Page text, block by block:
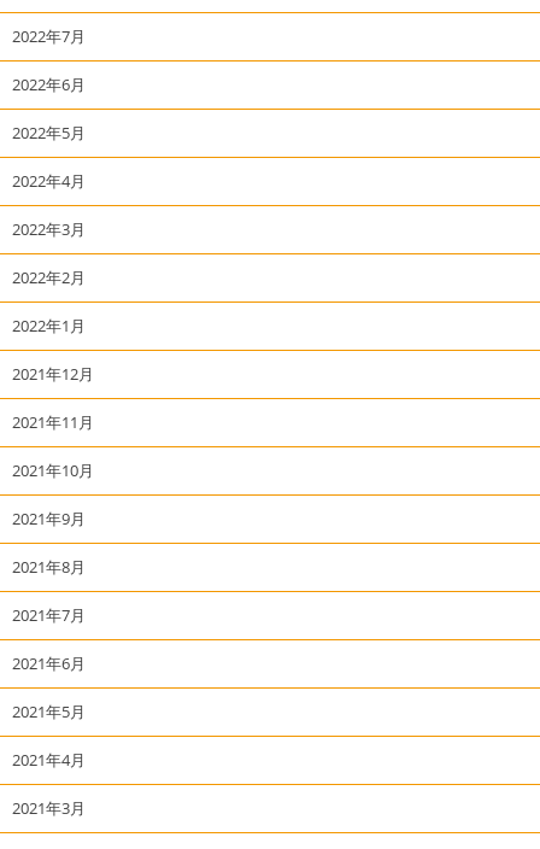
2022年7月
2022年6月
2022年5月
2022年4月
2022年3月
2022年2月
2022年1月
2021年12月
2021年11月
2021年10月
2021年9月
2021年8月
2021年7月
2021年6月
2021年5月
2021年4月
2021年3月